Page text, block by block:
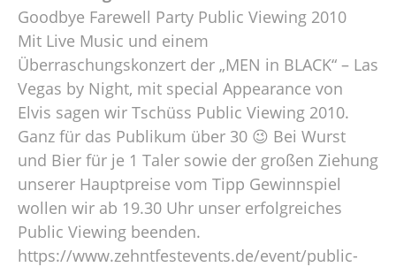
Goodbye Farewell Party Public Viewing 2010
Mit Live Music und einem
Überraschungskonzert der „MEN in BLACK“ – Las
Vegas by Night, mit special Appearance von
Elvis sagen wir Tschüss Public Viewing 2010.
Ganz für das Publikum über 30 😉 Bei Wurst
und Bier für je 1 Taler sowie der großen Ziehung
unserer Hauptpreise vom Tipp Gewinnspiel
wollen wir ab 19.30 Uhr unser erfolgreiches
Public Viewing beenden.
https://www.zehntfestevents.de/event/public-